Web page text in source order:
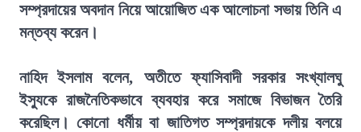
সম্প্রদায়ের অবদান নিয়ে আয়োজিত এক আলোচনা সভায় তিনি এ
মন্তব্য করেন।
নাহিদ ইসলাম বলেন, অতীতে ফ্যাসিবাদী সরকার সংখ্যালঘু
ইস্যুকে রাজনৈতিকভাবে ব্যবহার করে সমাজে বিভাজন তৈরি
করেছিল। কোনো ধর্মীয় বা জাতিগত সম্প্রদায়কে দলীয় বলয়ে